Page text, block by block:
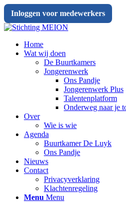
Inloggen voor medewerkers
Home
Wat wij doen
De Buurtkamers
Jongerenwerk
Ons Pandje
Jongerenwerk Plus
Talentenplatform
Onderweg naar je
Over
Wie is wie
Agenda
Buurtkamer De Luyk
Ons Pandje
Nieuws
Contact
Privacyverklaring
Klachtenregeling
Menu Menu